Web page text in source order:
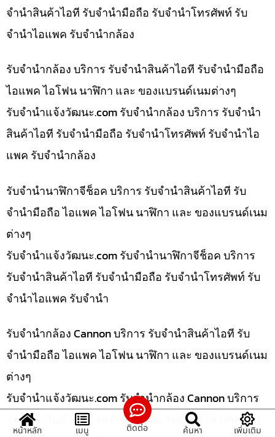
จำนำสินค้าไอที รับจำนำมือถือ รับจำนำโทรศัพท์ รับ
จำนำไอแพค รับจำนำกล้อง
รับจำนำกล้อง บริการ รับจำนำสินค้าไอที รับจำนำมือถือ
ไอแพค ไอโฟน นาฬิกา และ ของแบรนด์เนมต่างๆ
รับจํานําแจ้งวัฒนะ.com รับจำนำกล้อง บริการ รับจำนำ
สินค้าไอที รับจำนำมือถือ รับจำนำโทรศัพท์ รับจำนำไอ
แพค รับจำนำกล้อง
รับจำนำนาฬิกาจีช็อค บริการ รับจำนำสินค้าไอที รับ
จำนำมือถือ ไอแพค ไอโฟน นาฬิกา และ ของแบรนด์เนม
ต่างๆ
รับจํานําแจ้งวัฒนะ.com รับจำนำนาฬิกาจีช็อค บริการ
รับจำนำสินค้าไอที รับจำนำมือถือ รับจำนำโทรศัพท์ รับ
จำนำไอแพค รับจำนำ
รับจำนำกล้อง Cannon บริการ รับจำนำสินค้าไอที รับ
จำนำมือถือ ไอแพค ไอโฟน นาฬิกา และ ของแบรนด์เนม
ต่างๆ
รับจํานําแจ้งวัฒนะ.com รับจำนำกล้อง Cannon บริการ
รับจำนำสินค้าไอที รับจำนำมือถือ รับจำนำโทรศัพท์ รับ
หน้าหลัก เมนู ติดต่อ ค้นหา เพิ่มเติม